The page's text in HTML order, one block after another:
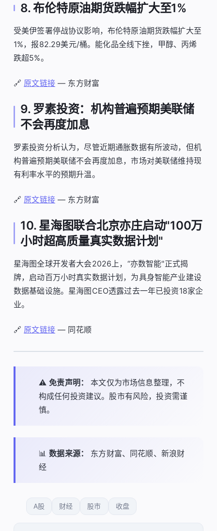
8. 布伦特原油期货跌幅扩大至1%
受美伊签署停战协议影响，布伦特原油期货跌幅扩大至
1%，报82.29美元/桶。能化品全线下挫，甲醇、丙烯
跌超5%。
🔗 原文链接— 东方财富
9. 罗素投资：机构普遍预期美联储
不会再度加息
罗素投资分析认为，尽管近期通胀数据有所波动，但机
构普遍预期美联储不会再度加息，市场对美联储维持现
有利率水平的预期升温。
🔗 原文链接— 东方财富
10. 星海图联合北京亦庄启动"100万
小时超高质量真实数据计划"
星海图全球开发者大会2026上，“亦数智能"正式揭
牌，启动百万小时真实数据计划，为具身智能产业建设
数据基础设施。星海图CEO透露过去一年已投资18家企
业。
🔗 原文链接— 同花顺
⚠️免责声明：
本文仅为市场信息整理，不
构成任何投资建议。股市有风险，投资需谨
慎。
📊数据来源：
东方财富、同花顺、新浪财
经
A股 财经 股市 收盘